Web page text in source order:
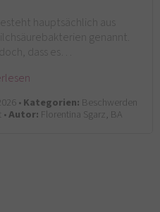
hauptsächlich aus
genannt.
dass es…
•Kategorien: Beschwerden
Autor: Florentina Sgarz, BA